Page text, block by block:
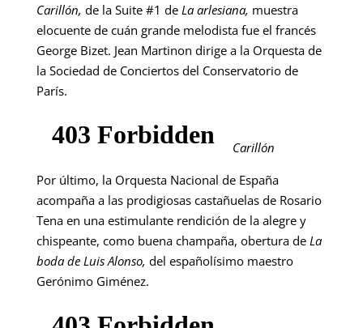
Carillón, de la Suite #1 de La arlesiana, muestra
elocuente de cuán grande melodista fue el francés
George Bizet. Jean Martinon dirige a la Orquesta de
la Sociedad de Conciertos del Conservatorio de
París.
Carillón
Por último, la Orquesta Nacional de España
acompaña a las prodigiosas castañuelas de Rosario
Tena en una estimulante rendición de la alegre y
chispeante, como buena champaña, obertura de La
boda de Luis Alonso, del españolísimo maestro
Gerónimo Giménez.